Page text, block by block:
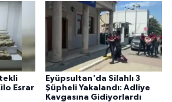
Esrar
Eyüpsultan'da Silahlı 3
Şüpheli Yakalandı: Adliye
Kavgasına Gidiyorlardı